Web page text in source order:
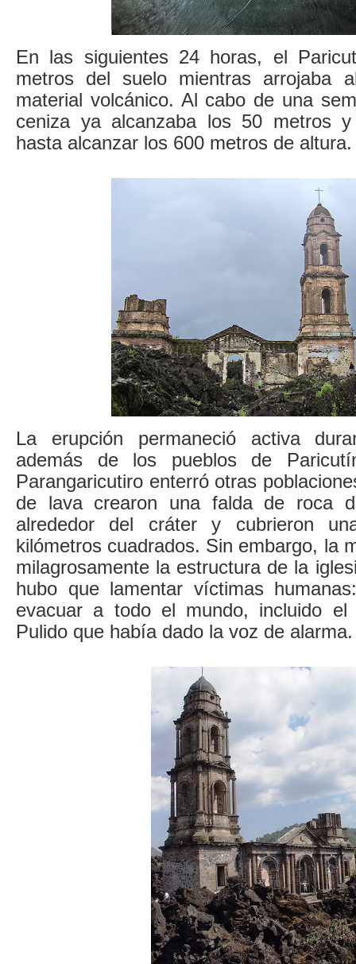
En las siguientes 24 horas, el
metros del suelo mientras arrojaba
material volcánico. Al cabo de una
ceniza ya alcanzaba los 50 metros y
hasta alcanzar los 600 metros de altura.
La erupción permaneció activa
además de los pueblos de
Parangaricutiro enterró otras
de lava crearon una falda de roca
alrededor del cráter y cubrieron
kilómetros cuadrados. Sin embargo, la
milagrosamente la estructura de la
hubo que lamentar víctimas
evacuar a todo el mundo, incluido el
Pulido que había dado la voz de alarma.